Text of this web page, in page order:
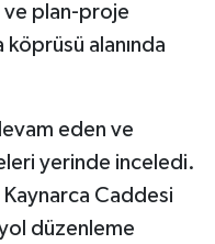
ve plan-proje
köprüsü alanında
eden ve
yerinde inceledi.
Kaynarca Caddesi
düzenleme